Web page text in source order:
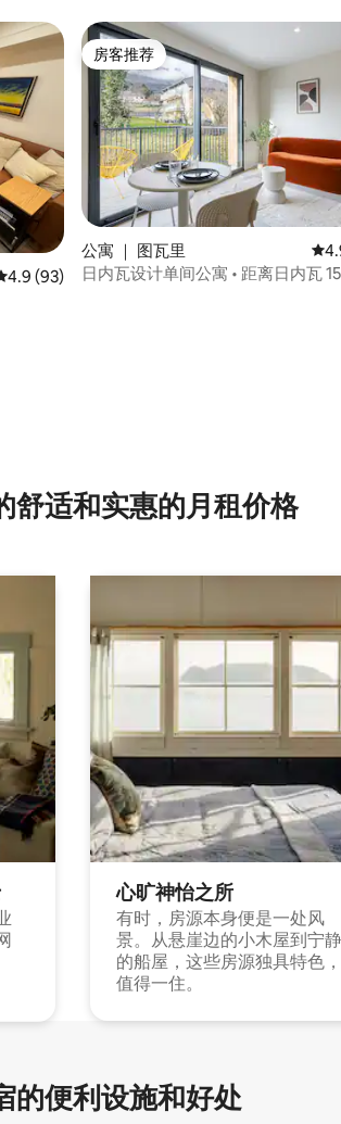
均评分 4.9 分（满分 5 分），共 93 条评价
4.9 (93)
房客推荐
房客推荐
公寓 ｜ 图瓦里 平
日内瓦设计单间公寓 • 距离日内瓦
舒适和实惠的月租价格
心旷神怡之所
有时，房源本身便是一处风
景。从悬崖边的小木屋到宁静
的船屋，这些房源独具特色，
值得一住。
的便利设施和好处